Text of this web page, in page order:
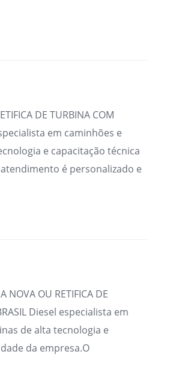
DE TURBINA COM
em caminhões e
e capacitação técnica
é personalizado e
OU RETIFICA DE
Diesel especialista em
de alta tecnologia e
da empresa.O